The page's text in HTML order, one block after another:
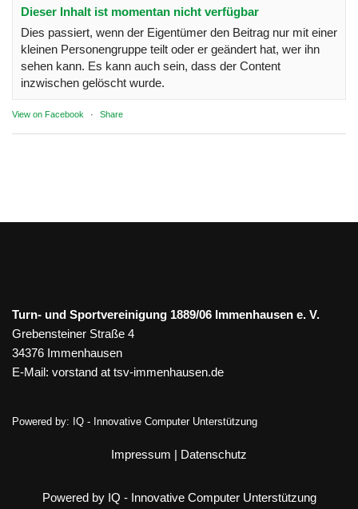
Dieser Inhalt ist momentan nicht verfügbar
Dies passiert, wenn der Eigentümer den Beitrag nur mit einer
kleinen Personengruppe teilt oder er geändert hat, wer ihn
sehen kann. Es kann auch sein, dass der Content
inzwischen gelöscht wurde.
View on Facebook · Share
Turn- und Sportvereinigung 1889/06 Immenhausen e. V.
Grebensteiner Straße 4
34376 Immenhausen
E-Mail: vorstand at tsv-immenhausen.de
Powered by: IQ - Innovative Computer Unterstützung
Impressum | Datenschutz
Powered by IQ - Innovative Computer Unterstützung